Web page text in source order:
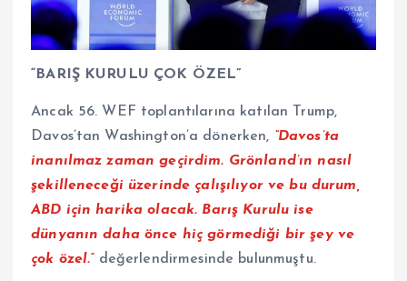
“BARIŞ KURULU ÇOK ÖZEL”
Ancak 56. WEF toplantılarına katılan Trump,
Davos’tan Washington’a dönerken, “Davos’ta
inanılmaz zaman geçirdim. Grönland’ın nasıl
şekilleneceği üzerinde çalışılıyor ve bu durum,
ABD için harika olacak. Barış Kurulu ise
dünyanın daha önce hiç görmediği bir şey ve
çok özel.”değerlendirmesinde bulunmuştu.